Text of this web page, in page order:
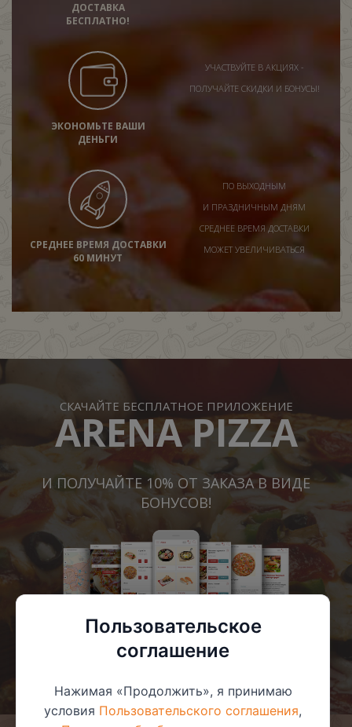
ДОСТАВКА
БЕСПЛАТНО!
ЭКОНОМЬТЕ ВАШИ
ДЕНЬГИ
УЧАСТВУЙТЕ В АКЦИЯХ -
ПОЛУЧАЙТЕ СКИДКИ И БОНУСЫ!
СРЕДНЕЕ ВРЕМЯ ДОСТАВКИ
60 МИНУТ
ПО ВЫХОДНЫМ
И ПРАЗДНИЧНЫМ ДНЯМ
СРЕДНЕЕ ВРЕМЯ ДОСТАВКИ
МОЖЕТ УВЕЛИЧИВАТЬСЯ
СКАЧАЙТЕ БЕСПЛАТНОЕ ПРИЛОЖЕНИЕ
ARENA PIZZA
И ПОЛУЧАЙТЕ 10% ОТ ЗАКАЗА В ВИДЕ
БОНУСОВ!
Пользовательское
соглашение
Нажимая «Продолжить», я принимаю
условия Пользовательского соглашения,